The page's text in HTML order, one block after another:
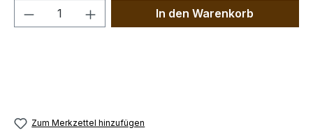
Produkt Anzahl: Gib denIn den Warenkorb
Zum Merkzettel hinzufügen